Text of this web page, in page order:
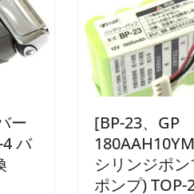
ー
バ
[BP-23、GP
シリンジポ
ポンプ) TOP-